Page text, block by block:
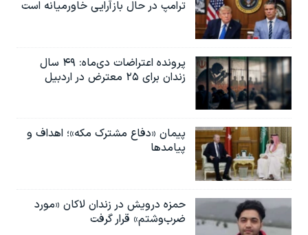
ترامپ در حال بازآرایی خاورمیانه است
پرونده اعتراضات دی‌ماه: ۴۹ سال
زندان برای ۲۵ معترض در اردبیل
پیمان «دفاع مشترک مکه»؛ اهداف و
پیامدها
حمزه درویش در زندان لاکان «مورد
ضرب‌وشتم» قرار گرفت